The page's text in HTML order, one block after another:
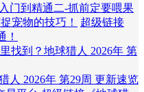
门到精通二-抓前定要喂果
宠物的技巧！
超级链接
！
找到？ 地球猎人 2026年 第
人 2026年 第29周 更新速览